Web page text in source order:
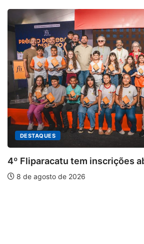
inscrições abertas para o...